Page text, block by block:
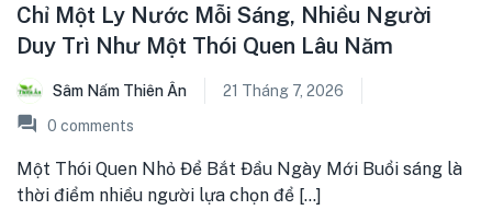
Chỉ Một Ly Nước Mỗi Sáng, Nhiều Người
Duy Trì Như Một Thói Quen Lâu Năm
Sâm Nấm Thiên Ân
21 Tháng 7, 2026
0 comments
Một Thói Quen Nhỏ Để Bắt Đầu Ngày Mới Buổi sáng là
thời điểm nhiều người lựa chọn để [...]